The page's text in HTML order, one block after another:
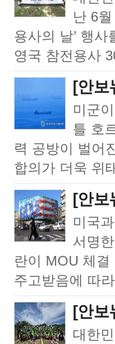
난 6
용사의 날’ 행
영국 참전용사
[안보
미군
틀 호
력 공방이 벌어
합의가 더욱 위
[안보
미국
서명
란이 MOU 체
주고받음에 따
[안보
대한